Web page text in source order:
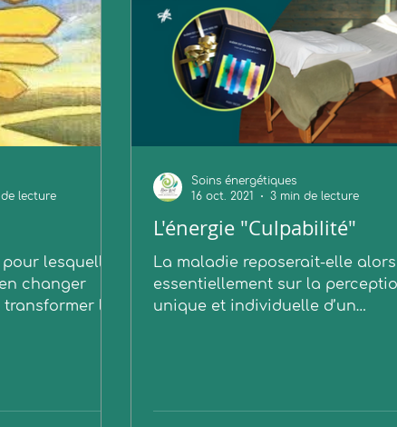
lesquelles
changer
le
lecture
L'énergie "Culpabilité"
La maladie reposerait-elle alors
essentiellement sur la
unique et individuelle d’un
Soins énergétiques
16 oct. 2021
3 min de lecture